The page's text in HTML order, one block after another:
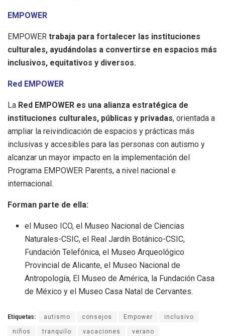
EMPOWER
EMPOWER trabaja para fortalecer las instituciones
culturales, ayudándolas a convertirse en espacios más
inclusivos, equitativos y diversos.
Red EMPOWER
La Red EMPOWER es una alianza estratégica de
instituciones culturales, públicas y privadas, orientada a
ampliar la reivindicación de espacios y prácticas más
inclusivas y accesibles para las personas con autismo y
alcanzar un mayor impacto en la implementación del
Programa EMPOWER Parents, a nivel nacional e
internacional.
Forman parte de ella:
el Museo ICO, el Museo Nacional de Ciencias
Naturales-CSIC, el Real Jardín Botánico-CSIC,
Fundación Telefónica, el Museo Arqueológico
Provincial de Alicante, el Museo Nacional de
Antropología, El Museo de América, la Fundación Casa
de México y el Museo Casa Natal de Cervantes.
Etiquetas: autismo consejos Empower inclusivo
niños tranquilo vacaciones verano